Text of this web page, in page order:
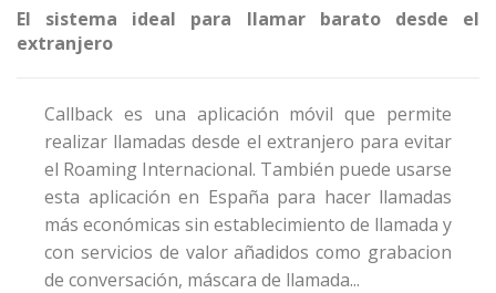
El sistema ideal para llamar barato desde el
extranjero
Callback es una aplicación móvil que permite
realizar llamadas desde el extranjero para evitar
el Roaming Internacional. También puede usarse
esta aplicación en España para hacer llamadas
más económicas sin establecimiento de llamada y
con servicios de valor añadidos como grabacion
de conversación, máscara de llamada...